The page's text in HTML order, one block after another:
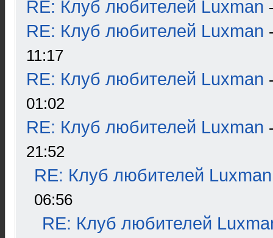
RE: Клуб любителей Luxman
RE: Клуб любителей Luxman
11:17
RE: Клуб любителей Luxman
01:02
RE: Клуб любителей Luxman
21:52
RE: Клуб любителей Luxman
06:56
RE: Клуб любителей